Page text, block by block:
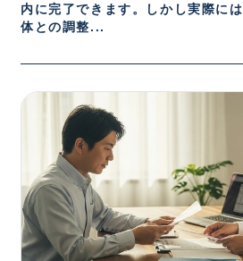
内に完了できます。しかし実際に
体との調整...